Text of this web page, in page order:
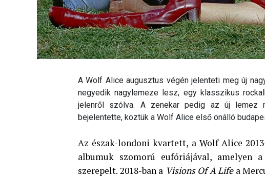
A Wolf Alice augusztus végén jelenteti meg új
negyedik nagylemeze lesz, egy klasszikus
jelenről szólva. A zenekar pedig az új lemez
bejelentette, köztük a Wolf Alice első önálló
Az észak-londoni kvartett, a Wolf Alice
albumuk szomorú eufóriájával, amelyen
szerepelt. 2018-ban a Visions Of A Lifea